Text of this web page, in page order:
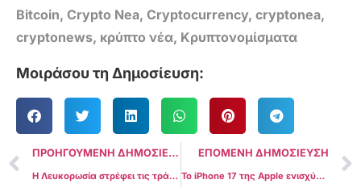
Bitcoin, Crypto Nea, Cryptocurrency, cryptonea,
cryptonews, κρύπτο νέα, Κρυπτονομίσματα
Μοιράσου τη Δημοσίευση:
ΠΡΟΗΓΟΥΜΕΝΗ ΔΗΜΟΣΙΕΥΣΗ
Η Λευκορωσία στρέφει τις τράπεζες στα κρυπτονομίσματα καθώς οι κυρώσεις πιέζουν την οικονομία
ΕΠΟΜΕΝΗ ΔΗΜΟΣΙΕΥΣΗ
Το iPhone 17 της Apple ενισχύει την ασφάλεια για τους χρήστες crypto